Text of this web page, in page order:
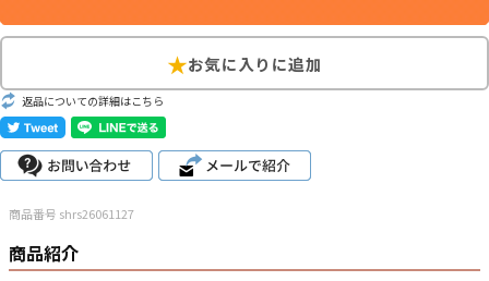
Search by Particular
Search by Sizeサイズから探す（メンズ）
ジャケット
返品についての詳細はこちら
商品番号 shrs26061127
商品紹介